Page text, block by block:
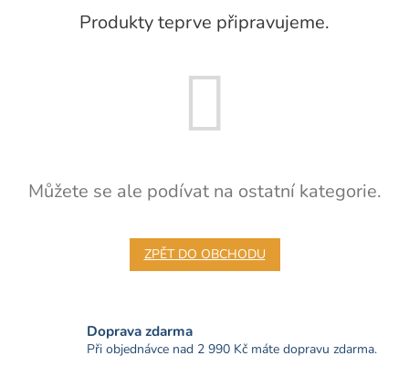
Produkty teprve připravujeme.
Můžete se ale podívat na ostatní kategorie.
ZPĚT DO OBCHODU
Doprava zdarma
Při objednávce nad 2 990 Kč máte dopravu zdarma.